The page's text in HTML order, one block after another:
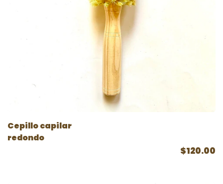
Cepillo capilar
redondo
$120.00